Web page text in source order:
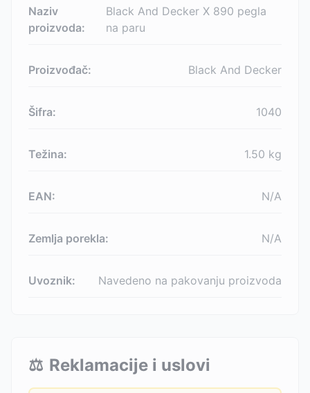
Naziv
proizvoda:
Black And Decker X 890 pegla
na paru
Proizvođač: Black And Decker
Šifra: 1040
Težina: 1.50 kg
EAN: N/A
Zemlja porekla: N/A
Uvoznik: Navedeno na pakovanju proizvoda
⚖️ Reklamacije i uslovi